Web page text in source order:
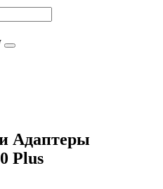
Адаптеры
Plus